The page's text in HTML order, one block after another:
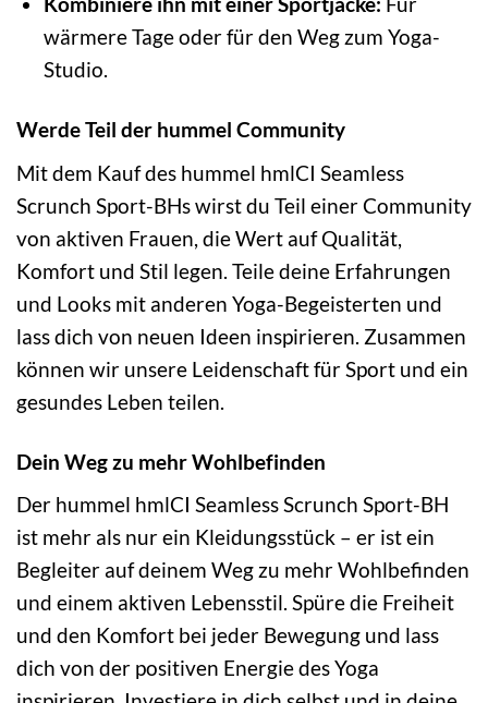
wärmere Tage oder für den Weg zum Yoga-
Studio.
Werde Teil der hummel Community
Mit dem Kauf des hummel hmlCI Seamless
Scrunch Sport-BHs wirst du Teil einer Community
von aktiven Frauen, die Wert auf Qualität,
Komfort und Stil legen. Teile deine Erfahrungen
und Looks mit anderen Yoga-Begeisterten und
lass dich von neuen Ideen inspirieren. Zusammen
können wir unsere Leidenschaft für Sport und ein
gesundes Leben teilen.
Dein Weg zu mehr Wohlbefinden
Der hummel hmlCI Seamless Scrunch Sport-BH
ist mehr als nur ein Kleidungsstück – er ist ein
Begleiter auf deinem Weg zu mehr Wohlbefinden
und einem aktiven Lebensstil. Spüre die Freiheit
und den Komfort bei jeder Bewegung und lass
dich von der positiven Energie des Yoga